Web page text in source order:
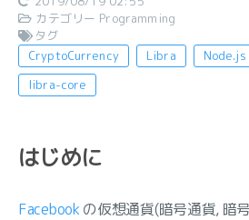
カテゴリー Programming
タグ
CryptoCurrency
Libra Node.js
libra-core
はじめに
Facebook の仮想通貨(暗号通貨, 暗